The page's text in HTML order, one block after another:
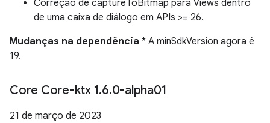
Correção de captureToBitmap para Views dentro
de uma caixa de diálogo em APIs >= 26.
Mudanças na dependência * A minSdkVersion agora é
19.
Core Core-ktx 1.6.0-alpha01
21 de março de 2023